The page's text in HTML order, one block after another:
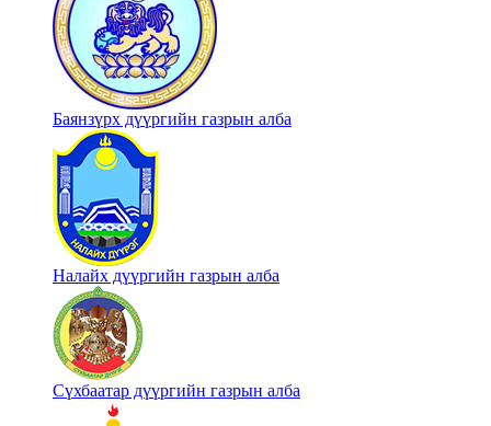
Баянзүрх дүүргийн газрын алба
Налайх дүүргийн газрын алба
Сүхбаатар дүүргийн газрын алба